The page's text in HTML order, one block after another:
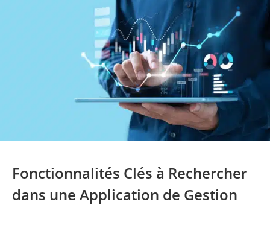
Fonctionnalités Clés à Rechercher
dans une Application de Gestion